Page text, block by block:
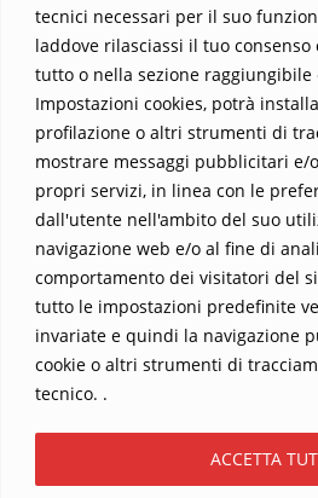
tecnici necessari per il suo
laddove rilasciassi il tuo consenso
tutto o nella sezione raggiungibile
Impostazioni cookies, potrà
profilazione o altri strumenti di
mostrare messaggi pubblicitari e/
propri servizi, in linea con le
dall'utente nell'ambito del suo
navigazione web e/o al fine di
comportamento dei visitatori del
tutto le impostazioni predefinite
invariate e quindi la navigazione
cookie o altri strumenti di
tecnico. .
ACCETTA
Home
Sostieni La Buona Parola – dona 5 €,
conta
Chi sono? Alessandro
I viaggi dell’anima
Copyright ©2026 La buona
WordPress &